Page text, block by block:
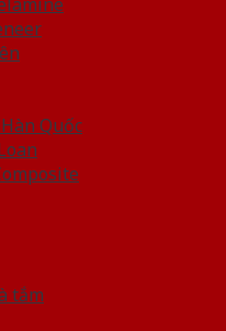
Quốc
tắm